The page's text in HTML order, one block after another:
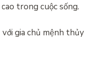
trong cuộc sống.